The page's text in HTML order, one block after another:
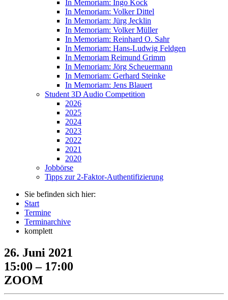
In Memoriam: Ingo Kock
In Memoriam: Volker Dittel
In Memoriam: Jürg Jecklin
In Memoriam: Volker Müller
In Memoriam: Reinhard O. Sahr
In Memoriam: Hans-Ludwig Feldgen
In Memoriam Reimund Grimm
In Memoriam: Jörg Scheuermann
In Memoriam: Gerhard Steinke
In Memoriam: Jens Blauert
Student 3D Audio Competition
2026
2025
2024
2023
2022
2021
2020
Jobbörse
Tipps zur 2-Faktor-Authentifizierung
Sie befinden sich hier:
Start
Termine
Terminarchive
komplett
26. Juni 2021
15:00 – 17:00
ZOOM